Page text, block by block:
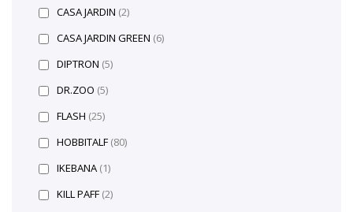
CASA JARDIN (2)
CASA JARDIN GREEN (6)
DIPTRON (5)
DR.ZOO (5)
FLASH (25)
HOBBITALF (80)
IKEBANA (1)
KILL PAFF (2)